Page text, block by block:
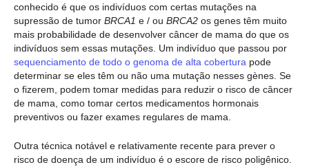
conhecido é que os indivíduos com certas mutações na
supressão de tumor BRCA1 e / ou BRCA2 os genes têm muito
mais probabilidade de desenvolver câncer de mama do que os
indivíduos sem essas mutações. Um indivíduo que passou por
sequenciamento de todo o genoma de alta cobertura pode
determinar se eles têm ou não uma mutação nesses gènes. Se
o fizerem, podem tomar medidas para reduzir o risco de câncer
de mama, como tomar certos medicamentos hormonais
preventivos ou fazer exames regulares de mama.
Outra técnica notável e relativamente recente para prever o
risco de doença de um indivíduo é o escore de risco poligênico.